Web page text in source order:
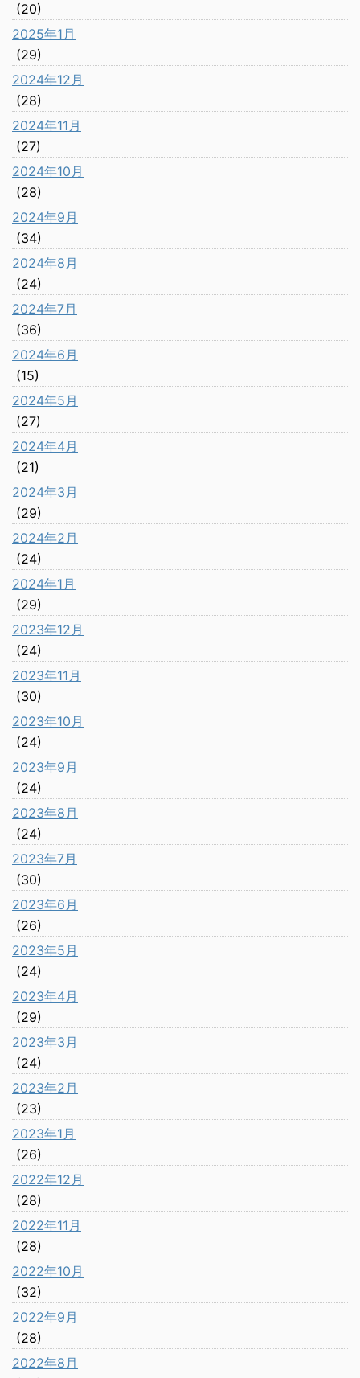
(20)
2025年1月
(29)
2024年12月
(28)
2024年11月
(27)
2024年10月
(28)
2024年9月
(34)
2024年8月
(24)
2024年7月
(36)
2024年6月
(15)
2024年5月
(27)
2024年4月
(21)
2024年3月
(29)
2024年2月
(24)
2024年1月
(29)
2023年12月
(24)
2023年11月
(30)
2023年10月
(24)
2023年9月
(24)
2023年8月
(24)
2023年7月
(30)
2023年6月
(26)
2023年5月
(24)
2023年4月
(29)
2023年3月
(24)
2023年2月
(23)
2023年1月
(26)
2022年12月
(28)
2022年11月
(28)
2022年10月
(32)
2022年9月
(28)
2022年8月